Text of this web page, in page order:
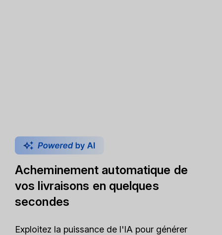
Acheminement automatique de
vos livraisons en quelques
secondes
Exploitez la puissance de l'IA pour générer